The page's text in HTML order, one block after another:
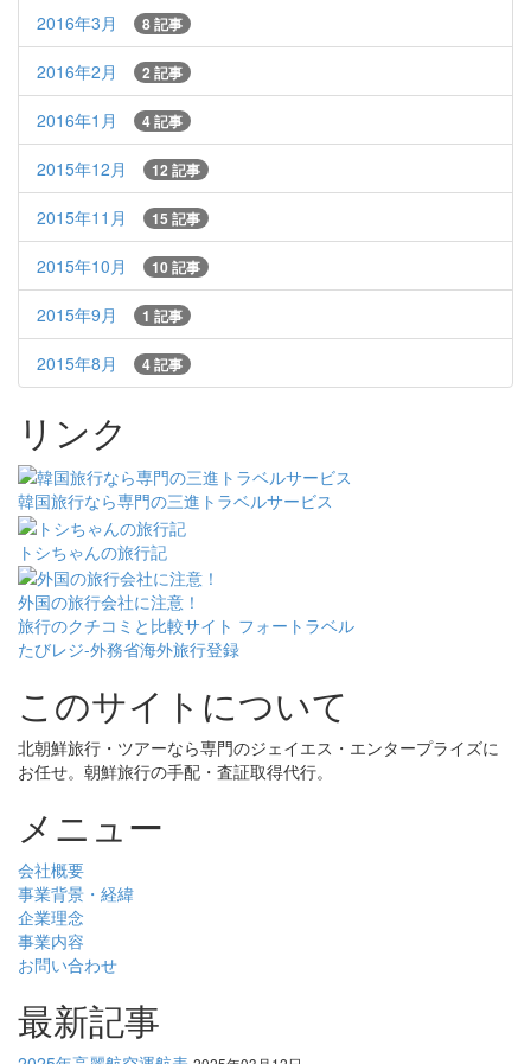
2016年3月 8 記事
2016年2月 2 記事
2016年1月 4 記事
2015年12月 12 記事
2015年11月 15 記事
2015年10月 10 記事
2015年9月 1 記事
2015年8月 4 記事
リンク
韓国旅行なら専門の三進トラベルサービス
トシちゃんの旅行記
外国の旅行会社に注意！
旅行のクチコミと比較サイト フォートラベル
たびレジ-外務省海外旅行登録
このサイトについて
北朝鮮旅行・ツアーなら専門のジェイエス・エンタープライズに
お任せ。朝鮮旅行の手配・査証取得代行。
メニュー
会社概要
事業背景・経緯
企業理念
事業内容
お問い合わせ
最新記事